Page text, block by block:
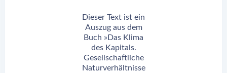
Dieser Text ist ein
Auszug aus dem
Buch »Das Klima
des Kapitals.
Gesellschaftliche
Naturverhältnisse